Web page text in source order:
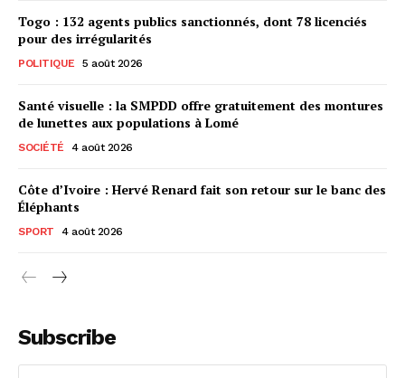
Togo : 132 agents publics sanctionnés, dont 78 licenciés
pour des irrégularités
POLITIQUE 5 août 2026
Santé visuelle : la SMPDD offre gratuitement des montures
de lunettes aux populations à Lomé
SOCIÉTÉ 4 août 2026
Côte d’Ivoire : Hervé Renard fait son retour sur le banc des
Éléphants
SPORT 4 août 2026
Subscribe